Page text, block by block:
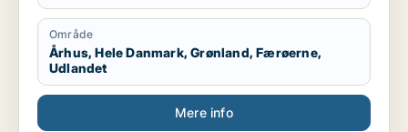
Område
Århus, Hele Danmark, Grønland, Færøerne,
Udlandet
Mere info